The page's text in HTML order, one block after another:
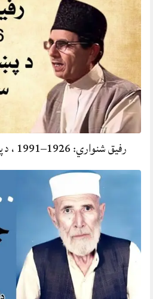
رفيق شنواري: 1926–1991 ، د پښتو موسيقۍ ستره اثاثه